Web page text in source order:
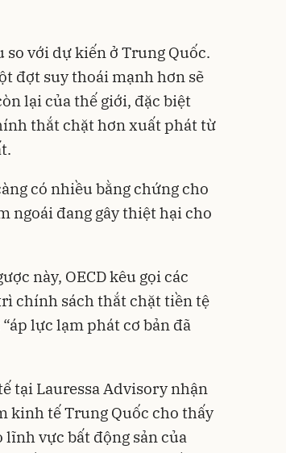
so với dự kiến ở Trung Quốc.
đợt suy thoái mạnh hơn sẽ
lại của thế giới, đặc biệt
thắt chặt hơn xuất phát từ
có nhiều bằng chứng cho
ngoái đang gây thiệt hại cho
này, OECD kêu gọi các
chính sách thắt chặt tiền tệ
lực lạm phát cơ bản đã
tại Lauressa Advisory nhận
kinh tế Trung Quốc cho thấy
vực bất động sản của